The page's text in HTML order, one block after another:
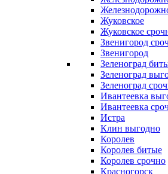
Жуковское
Жуковское
Звенигород
Звенигород
Зеленоград
Зеленоград
Зеленоград
Ивантеевка
Ивантеевка
Истра
Клин выгодно
Королев
Королев битые
Королев срочно
Красногорск